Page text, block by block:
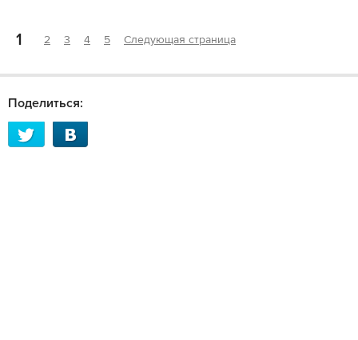
1 2 3 4 5 Следующая страница
Поделиться: